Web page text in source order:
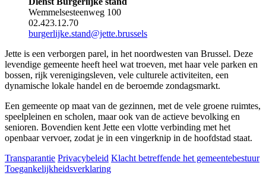
Wemmelsesteenweg 100
02.423.12.70
burgerlijke.stand@jette.brussels
Jette is een verborgen parel, in het noordwesten van Brussel. Deze
levendige gemeente heeft heel wat troeven, met haar vele parken en
bossen, rijk verenigingsleven, vele culturele activiteiten, een
dynamische lokale handel en de beroemde zondagsmarkt.
Een gemeente op maat van de gezinnen, met de vele groene ruimtes,
speelpleinen en scholen, maar ook van de actieve bevolking en
senioren. Bovendien kent Jette een vlotte verbinding met het
openbaar vervoer, zodat je in een vingerknip in de hoofdstad staat.
Transparantie Privacybeleid Klacht betreffende het gemeentebestuur
Toegankelijkheidsverklaring